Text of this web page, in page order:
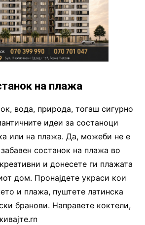
на плажа
вода, природа, тогаш сигурно
идеи за состаноци
или на плажа. Да, можеби не е
состанок на плажа во
и донесете ги плажата
дом. Пронајдете украси кои
и плажа, пуштете латинска
бранови. Направете коктели,